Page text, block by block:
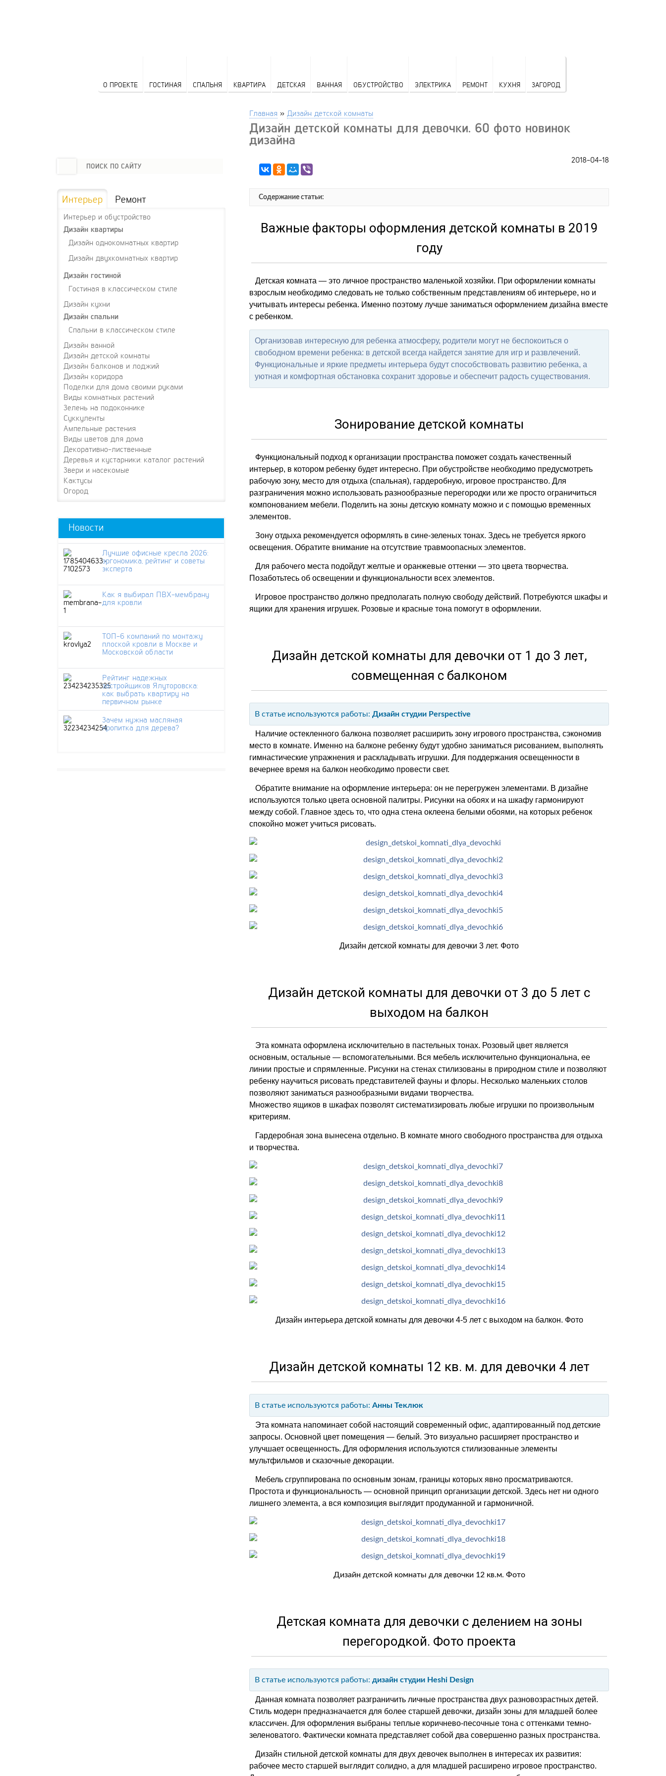
О ПРОЕКТЕ ГОСТИНАЯ СПАЛЬНЯ КВАРТИРА ДЕТСКАЯ ВАННАЯ ОБУСТРОЙСТВО ЭЛЕКТРИКА РЕМОНТ КУХНЯ ЗАГОРОД
Главная » Дизайн детской комнаты
Дизайн детской комнаты для девочки. 60 фото новинок
дизайна
2018-04-18
Содержание статьи:
Важные факторы оформления детской комнаты в 2019
году
Детская комната — это личное пространство маленькой хозяйки. При оформлении комнаты
взрослым необходимо следовать не только собственным представлениям об интерьере, но и
учитывать интересы ребенка. Именно поэтому лучше заниматься оформлением дизайна вместе
с ребенком.
Организовав интересную для ребенка атмосферу, родители могут не беспокоиться о
свободном времени ребенка: в детской всегда найдется занятие для игр и развлечений.
Функциональные и яркие предметы интерьера будут способствовать развитию ребенка, а
уютная и комфортная обстановка сохранит здоровье и обеспечит радость существования.
Зонирование детской комнаты
Функциональный подход к организации пространства поможет создать качественный
интерьер, в котором ребенку будет интересно. При обустройстве необходимо предусмотреть
рабочую зону, место для отдыха (спальная), гардеробную, игровое пространство. Для
разграничения можно использовать разнообразные перегородки или же просто ограничиться
компонованием мебели. Поделить на зоны детскую комнату можно и с помощью временных
элементов.
Зону отдыха рекомендуется оформлять в сине-зеленых тонах. Здесь не требуется яркого
освещения. Обратите внимание на отсутствие травмоопасных элементов.
Для рабочего места подойдут желтые и оранжевые оттенки — это цвета творчества.
Позаботьтесь об освещении и функциональности всех элементов.
Игровое пространство должно предполагать полную свободу действий. Потребуются шкафы и
ящики для хранения игрушек. Розовые и красные тона помогут в оформлении.
Дизайн детской комнаты для девочки от 1 до 3 лет,
совмещенная с балконом
В статье используются работы:Дизайн студии Perspective
Наличие остекленного балкона позволяет расширить зону игрового пространства, сэкономив
место в комнате. Именно на балконе ребенку будут удобно заниматься рисованием, выполнять
гимнастические упражнения и раскладывать игрушки. Для поддержания освещенности в
вечернее время на балкон необходимо провести свет.
Обратите внимание на оформление интерьера: он не перегружен элементами. В дизайне
используются только цвета основной палитры. Рисунки на обоях и на шкафу гармонируют
между собой. Главное здесь то, что одна стена оклеена белыми обоями, на которых ребенок
спокойно может учиться рисовать.
Дизайн детской комнаты для девочки 3 лет. Фото
Дизайн детской комнаты для девочки от 3 до 5 лет с
выходом на балкон
Эта комната оформлена исключительно в пастельных тонах. Розовый цвет является
основным, остальные — вспомогательными. Вся мебель исключительно функциональна, ее
линии простые и спрямленные. Рисунки на стенах стилизованы в природном стиле и позволяют
ребенку научиться рисовать представителей фауны и флоры. Несколько маленьких столов
позволяют заниматься разнообразными видами творчества.
Множество ящиков в шкафах позволят систематизировать любые игрушки по произвольным
критериям.
Гардеробная зона вынесена отдельно. В комнате много свободного пространства для отдыха
и творчества.
Дизайн интерьера детской комнаты для девочки 4-5 лет с выходом на балкон. Фото
Дизайн детской комнаты 12 кв. м. для девочки 4 лет
В статье используются работы:Анны Теклюк
Эта комната напоминает собой настоящий современный офис, адаптированный под детские
запросы. Основной цвет помещения — белый. Это визуально расширяет пространство и
улучшает освещенность. Для оформления используются стилизованные элементы
мультфильмов и сказочные декорации.
Мебель сгруппирована по основным зонам, границы которых явно просматриваются.
Простота и функциональность — основной принцип организации детской. Здесь нет ни одного
лишнего элемента, а вся композиция выглядит продуманной и гармоничной.
Дизайн детской комнаты для девочки 12 кв.м. Фото
Детская комната для девочки с делением на зоны
перегородкой. Фото проекта
В статье используются работы:дизайн студии Heshi Design
Данная комната позволяет разграничить личные пространства двух разновозрастных детей.
Стиль модерн предназначается для более старшей девочки, дизайн зоны для младшей более
классичен. Для оформления выбраны теплые коричнево-песочные тона с оттенками темно-
зеленоватого. Фактически комната представляет собой два совершенно разных пространства.
Дизайн стильной детской комнаты для двух девочек выполнен в интересах их развития:
рабочее место старшей выглядит солидно, а для младшей расширено игровое пространство.
Интерьер Ремонт
Интерьер и обустройство
Дизайн квартиры
Дизайн однокомнатных квартир
Дизайн двухкомнатных квартир
Дизайн гостиной
Гостиная в классическом стиле
Дизайн кухни
Дизайн спальни
Спальни в классическом стиле
Дизайн ванной
Дизайн детской комнаты
Дизайн балконов и лоджий
Дизайн коридора
Поделки для дома своими руками
Виды комнатных растений
Зелень на подоконнике
Суккуленты
Ампельные растения
Виды цветов для дома
Декоративно-лиственные
Деревья и кустарники: каталог растений
Звери и насекомые
Кактусы
Огород
Новости
Лучшие офисные кресла 2026:
эргономика, рейтинг и советы
эксперта
Как я выбирал ПВХ-мембрану
для кровли
ТОП-6 компаний по монтажу
плоской кровли в Москве и
Московской области
Рейтинг надежных
застройщиков Ялуторовска:
как выбрать квартиру на
первичном рынке
Зачем нужна масляная
пропитка для дерева?